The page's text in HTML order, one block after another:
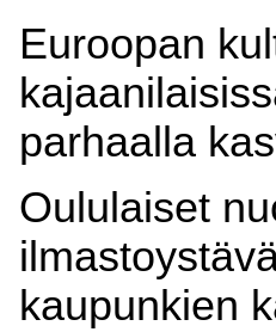
Euroopan
parhaalla
Oululaiset
kaupunkien